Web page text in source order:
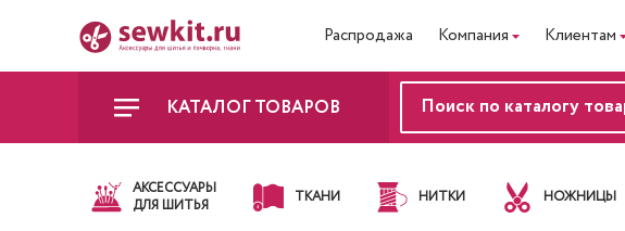
Распродажа Компания Клиентам
КАТАЛОГ ТОВАРОВ
АКСЕССУАРЫ
ДЛЯ ШИТЬЯ
ТКАНИ НИТКИ НОЖНИЦЫ